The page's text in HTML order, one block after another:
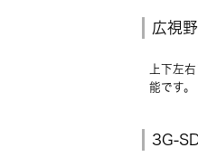
広視
上下左
能です。
3G-